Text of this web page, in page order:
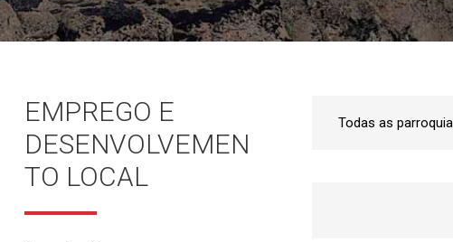
EMPREGO E
DESENVOLVEMEN
TO LOCAL